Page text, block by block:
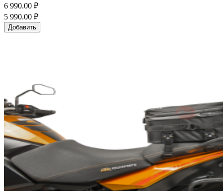
6 990.00 ₽
5 990.00 ₽
Добавить